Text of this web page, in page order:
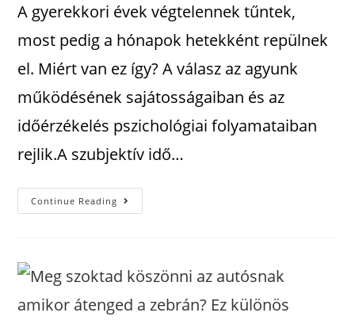
A gyerekkori évek végtelennek tűntek,
most pedig a hónapok hetekként repülnek
el. Miért van ez így? A válasz az agyunk
működésének sajátosságaiban és az
időérzékelés pszichológiai folyamataiban
rejlik.A szubjektív idő…
Continue Reading